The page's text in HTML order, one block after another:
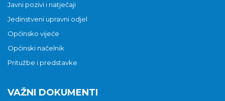
Javni pozivi i natječaji
Jedinstveni upravni odjel
Općinsko vijeće
Općinski načelnik
Pritužbe i predstavke
VAŽNI DOKUMENTI